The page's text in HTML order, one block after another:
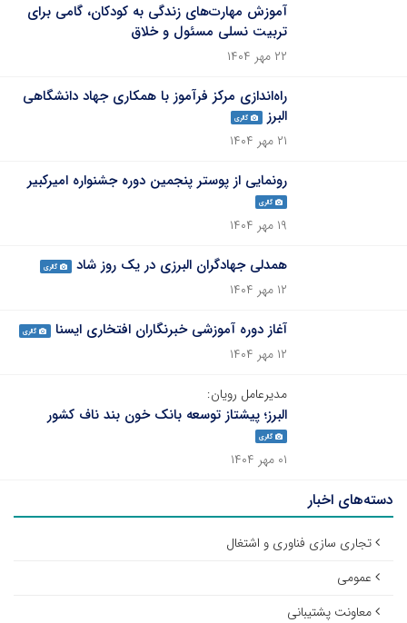
آموزش مهارت‌های زندگی به کودکان، گامی برای
تربیت نسلی مسئول و خلاق
۲۲ مهر ۱۴۰۴
راه‌اندازی مرکز فرآموز با همکاری جهاد دانشگاهی
البرز
گالری
۲۱ مهر ۱۴۰۴
رونمایی از پوستر پنجمین دوره جشنواره امیرکبیر
گالری
۱۹ مهر ۱۴۰۴
همدلی جهادگران البرزی در یک روز شاد گالری
۱۲ مهر ۱۴۰۴
آغاز دوره آموزشی خبرنگاران افتخاری ایسنا گالری
۱۲ مهر ۱۴۰۴
مدیرعامل رویان:
البرز؛ پیشتاز توسعه بانک خون بند ناف کشور
گالری
۰۱ مهر ۱۴۰۴
دسته‌های اخبار
تجاری سازی فناوری و اشتغال
عمومی
معاونت پشتیبانی